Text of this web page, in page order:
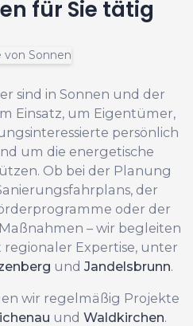
für Sie tätig
sind in Sonnen und der
Einsatz, um Eigentümer,
persönlich
um die energetische
Ob bei der Planung
der
oder der
– wir begleiten
regionaler Expertise, unter
und Jandelsbrunn.
wir regelmäßig Projekte
und Waldkirchen.